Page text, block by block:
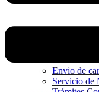
Envio de
Servicio de